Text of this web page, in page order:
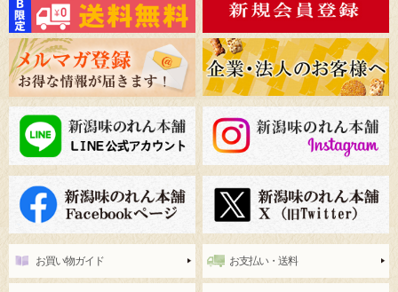
お買い物ガイド お支払い・送料